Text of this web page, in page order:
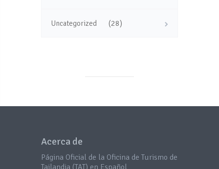
Uncategorized (28)
Acerca de
Página Oficial de la Oficina de Turismo de
Tailandia (TAT) en Español